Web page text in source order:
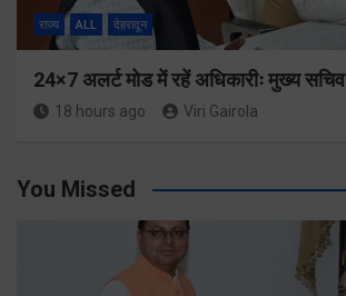
राज्य ALL देहरादून
24×7 अलर्ट मोड में रहें अधिकारीः मुख्य सचिव
18 hours ago Viri Gairola
You Missed